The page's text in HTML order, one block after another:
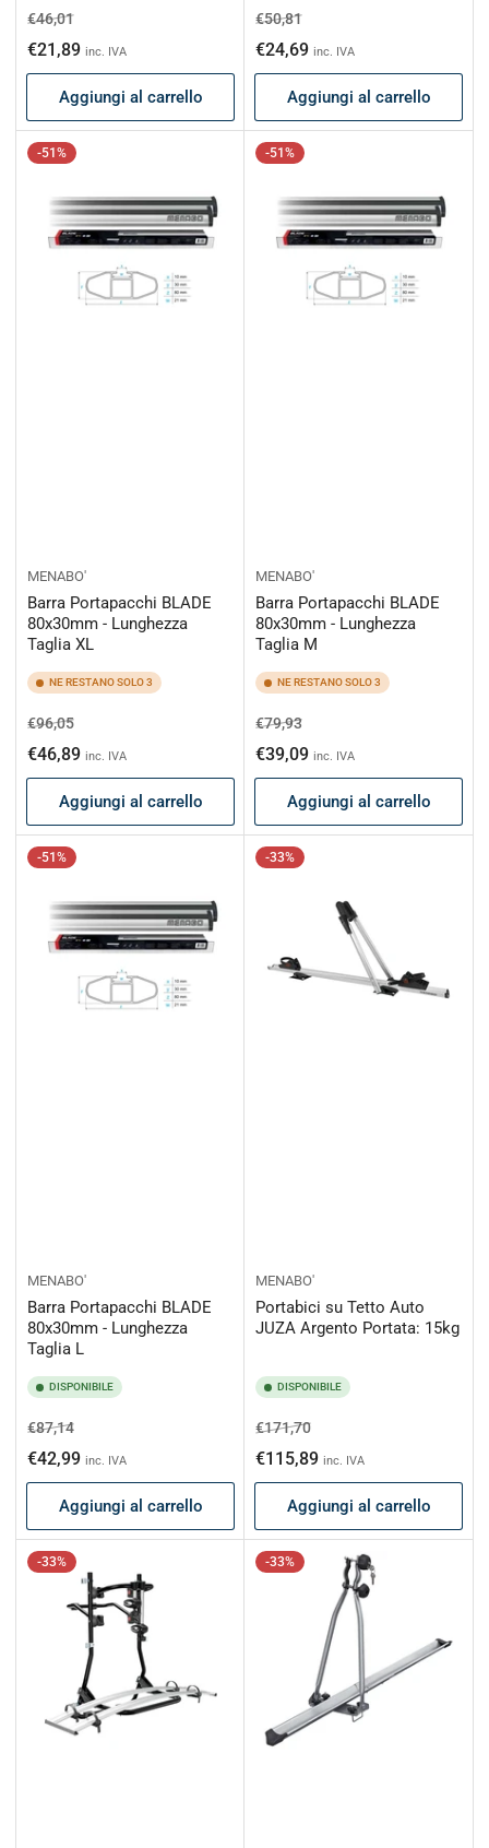
Prezzo
di
listino
€46,01Prezzo
scontato
€21,89 inc. IVA
Aggiungi al carrello
Prezzo
di
listino
€50,81Prezzo
scontato
€24,69 inc. IVA
Aggiungi al carrello
-51%
MENABO'
Barra Portapacchi BLADE
80x30mm - Lunghezza
Taglia XL
NE RESTANO SOLO 3
Prezzo
di
listino
€96,05Prezzo
scontato
€46,89 inc. IVA
Aggiungi al carrello
-51%
MENABO'
Barra Portapacchi BLADE
80x30mm - Lunghezza
Taglia M
NE RESTANO SOLO 3
Prezzo
di
listino
€79,93Prezzo
scontato
€39,09 inc. IVA
Aggiungi al carrello
-51%
MENABO'
Barra Portapacchi BLADE
80x30mm - Lunghezza
Taglia L
DISPONIBILE
Prezzo
di
listino
€87,14Prezzo
scontato
€42,99 inc. IVA
Aggiungi al carrello
-33%
MENABO'
Portabici su Tetto Auto
JUZA Argento Portata: 15kg
DISPONIBILE
Prezzo
di
listino
€171,70Prezzo
scontato
€115,89 inc. IVA
Aggiungi al carrello
-33% -33%